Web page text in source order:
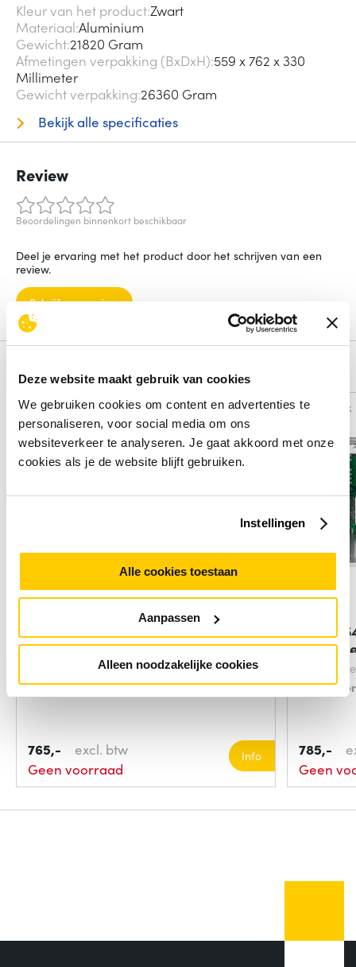
Deze website maakt gebruik van cookies
We gebruiken cookies om content en advertenties te
personaliseren, voor social media om ons
websiteverkeer te analyseren. Je gaat akkoord met onze
cookies als je de website blijft gebruiken.
Instellingen
Alle cookies toestaan
Aanpassen
Alleen noodzakelijke cookies
Kleur van het productZwart
Materiaal Aluminium
Gewicht 21820 Gram
Afmetingen verpakking (BxDxH) 559 x 762 x 330
Millimeter
Gewicht verpakking 26360 Gram
Bekijk alle specificaties
Review
Beoordelingen binnenkort beschikbaar
Deel je ervaring met het product door het schrijven van een
review.
Schrijf een review
Alternatieven
Vergelijk
HPE ProLiant Compute DL325
Gen12 x16 Low
765,-
excl. btw
Geen voorraad
Info
Vergelijk
HPE
Soort:
785,-
Geen